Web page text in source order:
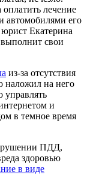
оплатить лечение
автомобилями его
Екатерина
свои
из-за отсутствия
наложил на него
управлять
и
в темное время
ПДД,
здоровью
в виде